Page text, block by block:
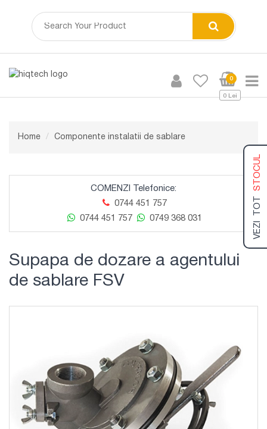
VEZI TOT
STOCUL
0
0 Lei
Home Componente instalatii de sablare
COMENZI Telefonice:
0744 451 757
0744 451 757
0749 368 031
Supapa de dozare a agentului
de sablare FSV